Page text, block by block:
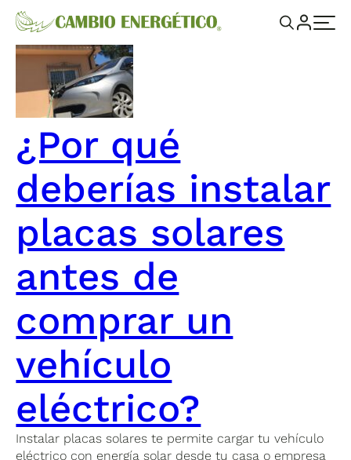
¿Por qué
deberías instalar
placas solares
antes de
comprar un
vehículo
eléctrico?
Instalar placas solares te permite cargar tu vehículo
eléctrico con energía solar desde tu casa o empresa